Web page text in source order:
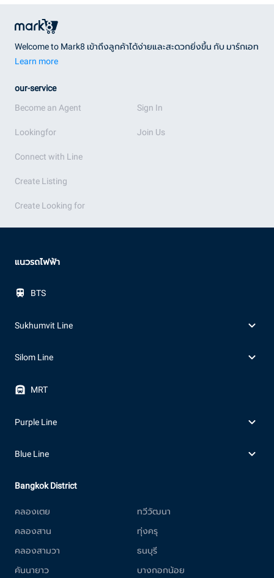
Welcome to Mark8 เข้าถึงลูกค้าได้ง่ายและสะดวกยิ่งขึ้น กับ มาร์กเอท
Learn more
our-service
Become an Agent
Lookingfor
Connect with Line
Create Listing
Create Looking for
Sign In
Join Us
แนวรถไฟฟ้า
BTS
Sukhumvit Line
Silom Line
MRT
Purple Line
Blue Line
Bangkok District
คลองเตย
คลองสาน
คลองสามวา
คันนายาว
ทวีวัฒนา
ทุ่งครุ
ธนบุรี
บางกอกน้อย